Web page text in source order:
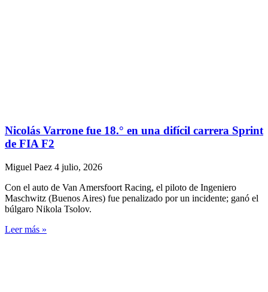
Nicolás Varrone fue 18.° en una difícil carrera Sprint
de FIA F2
Miguel Paez 4 julio, 2026
Con el auto de Van Amersfoort Racing, el piloto de Ingeniero
Maschwitz (Buenos Aires) fue penalizado por un incidente; ganó el
búlgaro Nikola Tsolov.
Leer más »